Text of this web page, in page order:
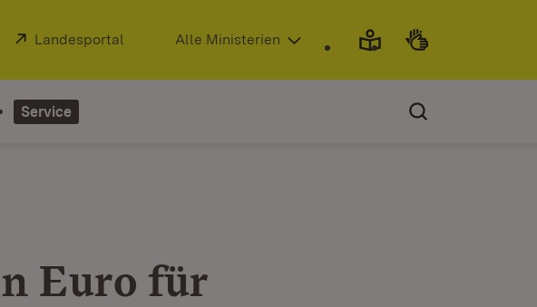
Extern:
Landesportal (Öffnet in neuem Fenster)
Alle Ministerien
Service
Euro für